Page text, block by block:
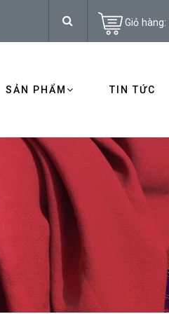
Giỏ hàng:
SẢN PHẨM TIN TỨC